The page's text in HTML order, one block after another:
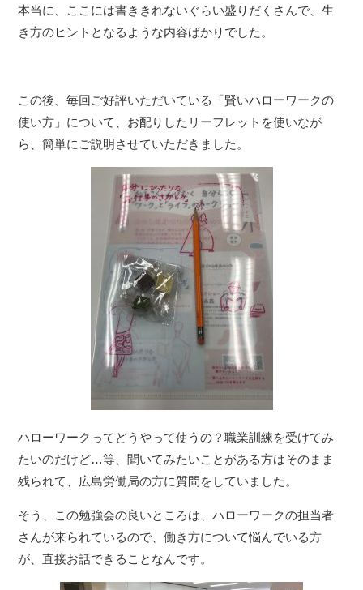
本当に、ここには書ききれないぐらい盛りだくさんで、生
き方のヒントとなるような内容ばかりでした。
この後、毎回ご好評いただいている「賢いハローワークの
使い方」について、お配りしたリーフレットを使いなが
ら、簡単にご説明させていただきました。
ハローワークってどうやって使うの？職業訓練を受けてみ
たいのだけど…等、聞いてみたいことがある方はそのまま
残られて、広島労働局の方に質問をしていました。
そう、この勉強会の良いところは、ハローワークの担当者
さんが来られているので、働き方について悩んでいる方
が、直接お話できることなんです。